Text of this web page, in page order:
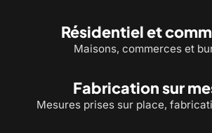
Résidentiel et
Maisons, commerces et
Fabrication sur
Mesures prises sur place,